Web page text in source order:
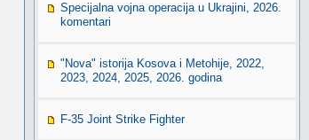
Specijalna vojna operacija u Ukrajini, 2026.
komentari
"Nova" istorija Kosova i Metohije, 2022,
2023, 2024, 2025, 2026. godina
F-35 Joint Strike Fighter